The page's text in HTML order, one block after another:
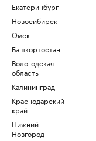
Екатеринбург
Новосибирск
Омск
Башкортостан
Вологодская
область
Калининград
Краснодарский
край
Нижний
Новгород